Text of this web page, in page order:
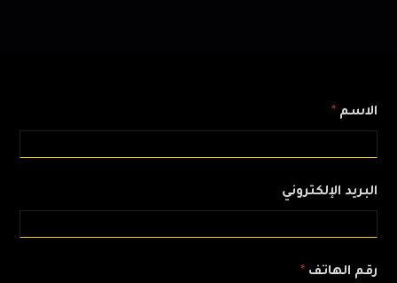
الاسم *
البريد الإلكتروني
رقم الهاتف *